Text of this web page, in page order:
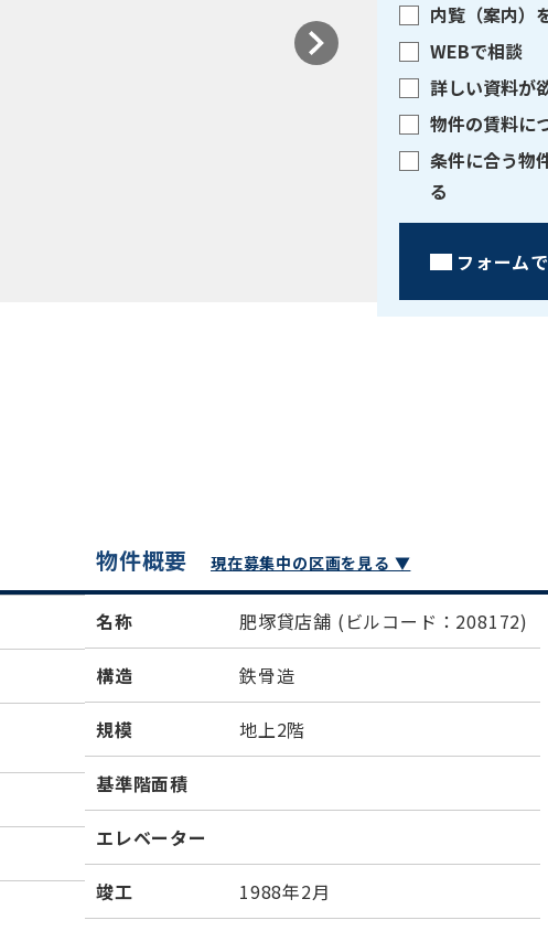
内覧（案内）
WEBで相談
詳しい資料が
物件の賃料に
条件に合う物
る
フォーム
物件概要 現在募集中の区画を見る ▼
名称 肥塚貸店舗 (ビルコード：208172)
構造 鉄骨造
規模 地上2階
基準階面積
エレベーター
竣工 1988年2月